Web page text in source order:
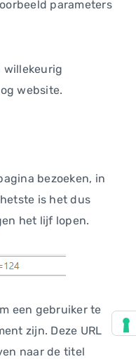
parameters
willekeurig
website.
bezoeken, in
is het dus
het lijf lopen.
een gebruiker te
zijn. Deze URL
naar de titel